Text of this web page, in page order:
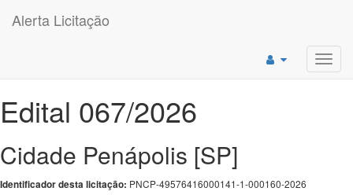
Alerta Licitação
Edital 067/2026
Cidade Penápolis [SP]
Identificador desta licitação: PNCP-49576416000141-1-000160-2026